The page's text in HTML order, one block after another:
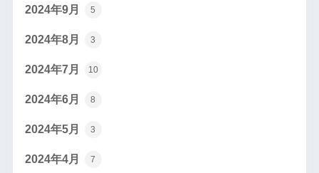
2024年9月 5
2024年8月 3
2024年7月 10
2024年6月 8
2024年5月 3
2024年4月 7